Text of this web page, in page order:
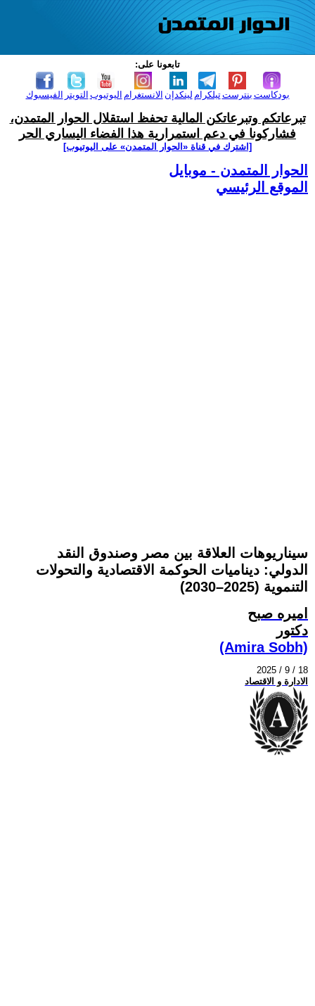
تابعونا على:
الفيسبوك التويتر اليوتيوب الانستغرام لينكدإن تيلكرامبنترست بودكاست
تبرعاتكم وتبرعاتكن المالية تحفظ استقلال الحوار المتمدن،
فشاركونا في دعم استمرارية هذا الفضاء اليساري الحر
[اشترك في قناة ‫«الحوار المتمدن» على اليوتيوب]
الحوار المتمدن - موبايل
الموقع الرئيسي
سيناريوهات العلاقة بين مصر وصندوق النقد
الدولي: ديناميات الحوكمة الاقتصادية والتحولات
التنموية (2025–2030)
اميره صبح
دكتور
(Amira Sobh)
2025 / 9 / 18
الادارة و الاقتصاد